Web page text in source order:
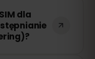
i wybrać
dla